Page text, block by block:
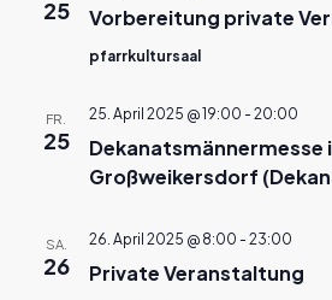
25 Vorbereitung private
pfarrkultursaal
FR.
25
Dekanatsmännermesse
Großweikersdorf
25. April 2025 @ 19:00 - 20:00
SA.
26 Private Veranstaltung
26. April 2025 @ 8:00 - 23:00